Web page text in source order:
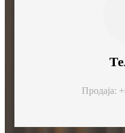
Продаја: